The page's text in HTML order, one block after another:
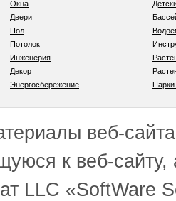
Окна
Двери
Пол
Потолок
Инженерия
Декор
Энергосбережение
веб-
к веб-
LLC